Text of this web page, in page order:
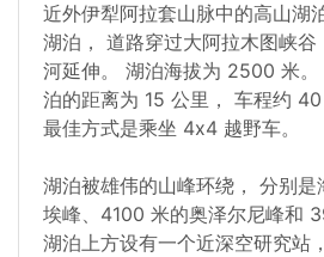
近外伊犁阿拉套山脉中的高山湖
湖泊， 道路穿过大阿拉木图峡谷
河延伸。 湖泊海拔为 2500 米。
泊的距离为 15 公里， 车程约
最佳方式是乘坐 4x4 越野车。
湖泊被雄伟的山峰环绕， 分别
埃峰、4100 米的奥泽尔尼峰和
湖泊上方设有一个近深空研究站